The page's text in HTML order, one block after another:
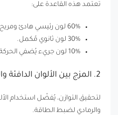
تعتمد هذه القاعدة على:
60% لون رئيسي هادئ ومريح للعين.
30% لون ثانوي مُكمل.
10% لون جريء يُضفي الحركة والتألق.
2. المزج بين الألوان الدافئة والباردة
لتحقيق التوازن، يُفضّل استخدام
والرمادي لضبط الطاقة.